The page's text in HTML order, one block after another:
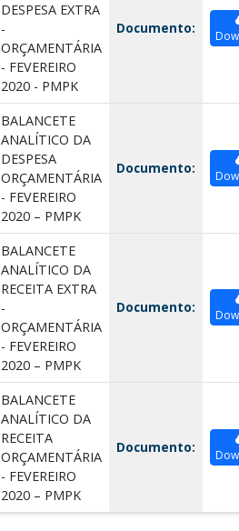
DESPESA EXTRA
-
ORÇAMENTÁRIA
- FEVEREIRO
2020 - PMPK
Documento:
BALANCETE
ANALÍTICO DA
DESPESA
ORÇAMENTÁRIA
- FEVEREIRO
2020 – PMPK
Documento:
BALANCETE
ANALÍTICO DA
RECEITA EXTRA
-
ORÇAMENTÁRIA
- FEVEREIRO
2020 – PMPK
Documento:
BALANCETE
ANALÍTICO DA
RECEITA
ORÇAMENTÁRIA
- FEVEREIRO
2020 – PMPK
Documento: